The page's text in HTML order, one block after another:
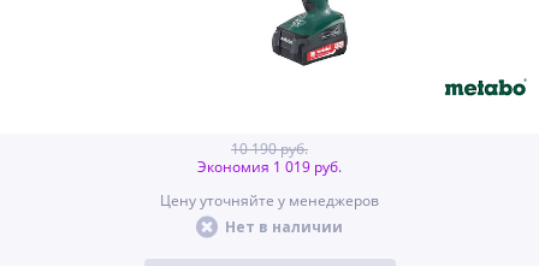
10 190 руб.
Экономия 1 019 руб.
Цену уточняйте у менеджеров
Нет в наличии